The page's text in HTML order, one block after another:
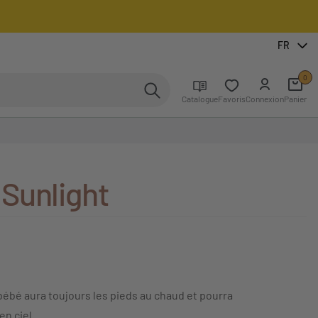
FR
CatalogueFavorisConnexionPanier
0
aura toujours les pieds au chaud et pourra
ciel.